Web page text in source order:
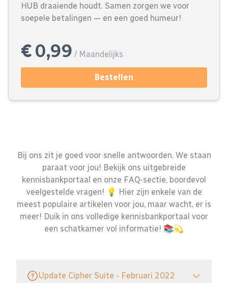
HUB draaiende houdt. Samen zorgen we voor
soepele betalingen — en een goed humeur!
€ 0,99 / Maandelijks
Bestellen
Bij ons zit je goed voor snelle antwoorden. We staan
paraat voor jou! Bekijk ons uitgebreide
kennisbankportaal en onze FAQ-sectie, boordevol
veelgestelde vragen! 💡 Hier zijn enkele van de
meest populaire artikelen voor jou, maar wacht, er is
meer! Duik in ons volledige kennisbankportaal voor
een schatkamer vol informatie! 📚💫
Update Cipher Suite - Februari 2022